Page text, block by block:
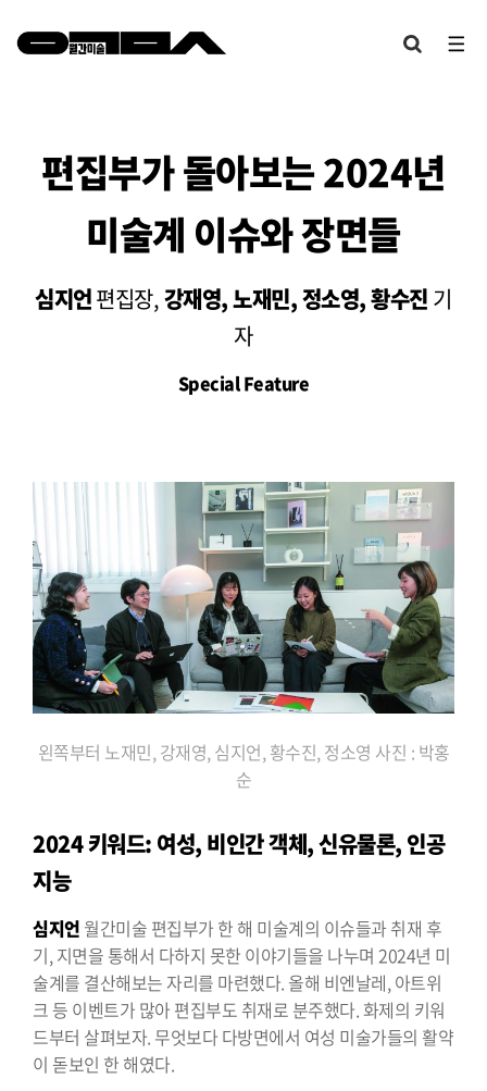
편집부가 돌아보는 2024년
미술계 이슈와 장면들
심지언편집장,강재영, 노재민, 정소영, 황수진 기
자
Special Feature
왼쪽부터 노재민, 강재영, 심지언, 황수진, 정소영 사진 : 박홍
순
2024 키워드: 여성, 비인간 객체, 신유물론, 인공
지능
심지언 월간미술 편집부가 한 해 미술계의 이슈들과 취재 후
기, 지면을 통해서 다하지 못한 이야기들을 나누며 2024년 미
술계를 결산해보는 자리를 마련했다. 올해 비엔날레, 아트위
크 등 이벤트가 많아 편집부도 취재로 분주했다. 화제의 키워
드부터 살펴보자. 무엇보다 다방면에서 여성 미술가들의 활약
이 돋보인 한 해였다.